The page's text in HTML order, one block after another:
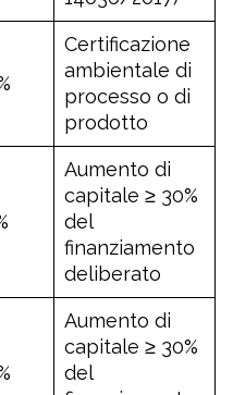
Certificazione
ambientale di
processo o di
prodotto
Aumento di
capitale ≥ 30%
del
finanziamento
deliberato
Aumento di
capitale ≥ 30%
del